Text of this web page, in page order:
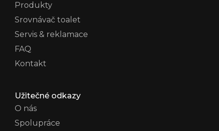
Produkty
Srovnávač toalet
Servis & reklamace
FAQ
Kontakt
Užitečné odkazy
O nás
Spolupráce